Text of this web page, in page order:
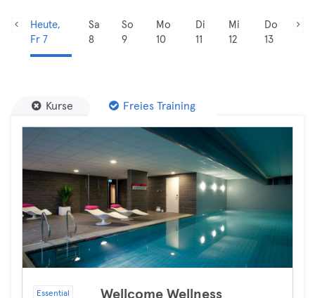
Heute,
Fr 7
Sa
8
So
9
Mo
10
Di
11
Mi
12
Do
13
Kurse Freies Training
Essential Wellcome Wellness